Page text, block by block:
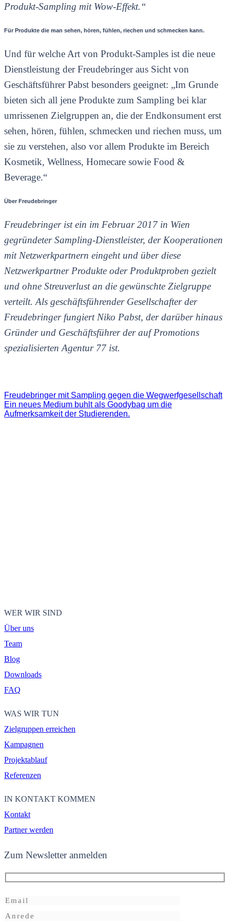
Produkt-Sampling mit Wow-Effekt.“
Für Produkte die man sehen, hören, fühlen, riechen und schmecken kann.
Und für welche Art von Produkt-Samples ist die neue
Dienstleistung der Freudebringer aus Sicht von
Geschäftsführer Pabst besonders geeignet: „Im Grunde
bieten sich all jene Produkte zum Sampling bei klar
umrissenen Zielgruppen an, die der Endkonsument erst
sehen, hören, fühlen, schmecken und riechen muss, um
sie zu verstehen, also vor allem Produkte im Bereich
Kosmetik, Wellness, Homecare sowie Food &
Beverage.“
Über Freudebringer
Freudebringerist ein im Februar 2017 in Wien
gegründeter Sampling-Dienstleister, der Kooperationen
mit Netzwerkpartnern eingeht und über diese
Netzwerkpartner Produkte oder Produktproben gezielt
und ohne Streuverlust an die gewünschte Zielgruppe
verteilt. Als geschäftsführender Gesellschafter der
Freudebringer fungiert Niko Pabst, der darüber hinaus
Gründer und Geschäftsführer der auf Promotions
spezialisierten Agentur 77 ist.
Freudebringer mit Sampling gegen die Wegwerfgesellschaft
Ein neues Medium buhlt als Goodybag um die
Aufmerksamkeit der Studierenden.
WER WIR SIND
Über uns
Team
Blog
Downloads
FAQ
WAS WIR TUN
Zielgruppen erreichen
Kampagnen
Projektablauf
Referenzen
IN KONTAKT KOMMEN
Kontakt
Partner werden
Zum Newsletter anmelden